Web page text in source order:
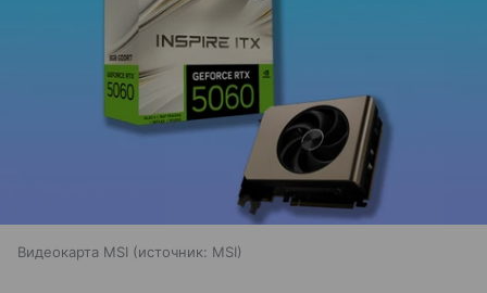
Видеокарта MSI источник: MSI